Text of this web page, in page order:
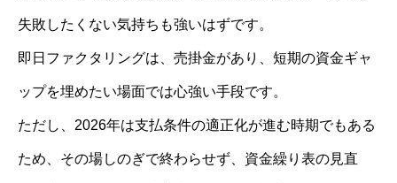
失敗したくない気持ちも強いはずです。
即日ファクタリングは、売掛金があり、短期の資金ギャ
ップを埋めたい場面では心強い手段です。
ただし、2026年は支払条件の適正化が進む時期でもある
ため、その場しのぎで終わらせず、資金繰り表の見直